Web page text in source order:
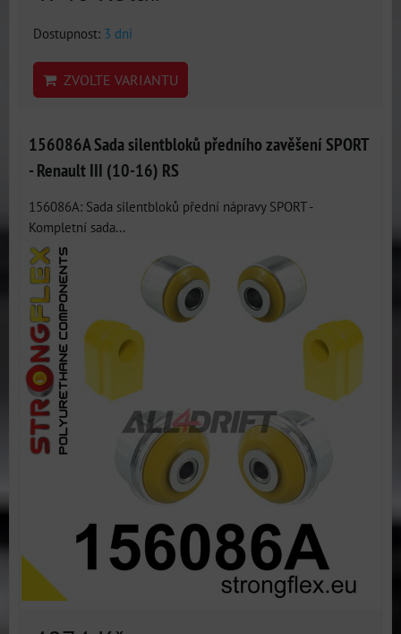
Dostupnost: 3 dni
ZVOLTE VARIANTU
156086A Sada silentbloků předního zavěšení SPORT
- Renault III (10-16) RS
156086A: Sada silentbloků přední nápravy SPORT -
Kompletní sada...